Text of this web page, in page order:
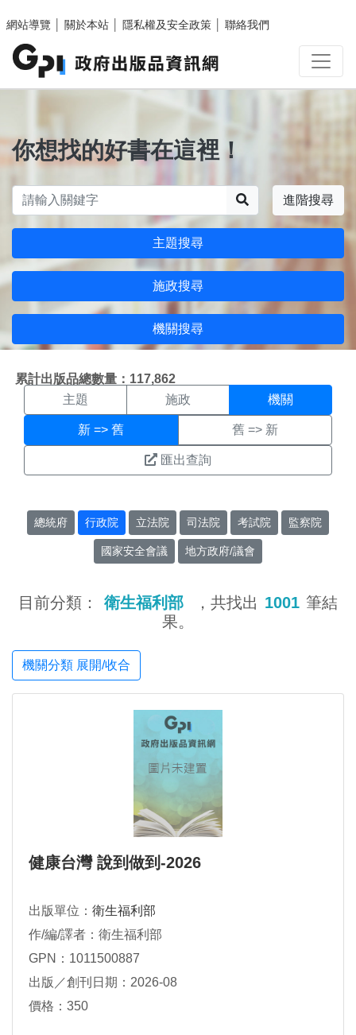
網站導覽
關於本站 隱私權及安全政策 聯絡我們
你想找的好書在這裡！
進階搜尋
主題搜尋
施政搜尋
機關搜尋
累計出版品總數量：117,862
機關搜尋結果頁面
主題 施政 機關
新 => 舊 舊 => 新
匯出查詢
總統府 行政院 立法院 司法院 考試院 監察院
國家安全會議 地方政府/議會
目前分類： 衛生福利部 ，共找出 1001 筆結
果。
機關分類 展開/收合
健康台灣 說到做到-2026
出版單位： 衛生福利部
作/編/譯者：衛生福利部
GPN：1011500887
出版／創刊日期：2026-08
價格：350